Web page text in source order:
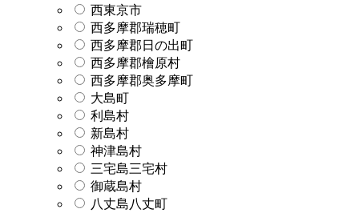
西東京市
西多摩郡瑞穂町
西多摩郡日の出町
西多摩郡檜原村
西多摩郡奥多摩町
大島町
利島村
新島村
神津島村
三宅島三宅村
御蔵島村
八丈島八丈町